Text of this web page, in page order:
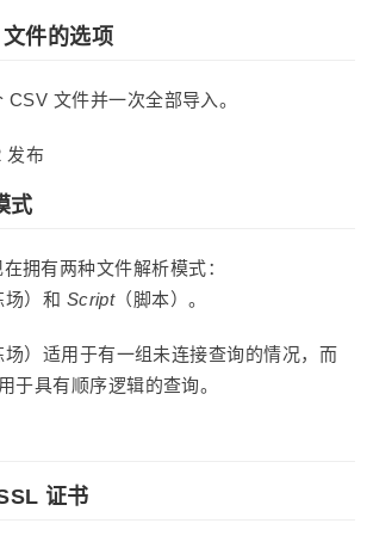
件的选项
文件并一次全部导入。
式
拥有两种文件解析模式：
场）和 Script（脚本）。
场）适用于有一组未连接查询的情况，而
于具有顺序逻辑的查询。
证书